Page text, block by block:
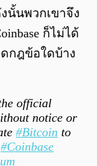
นั้นพวกเขาจึง
ก็ไม่ได้
ดกฎข้อใดบ้าง
official
notice or
#Bitcoin to
#Coinbase